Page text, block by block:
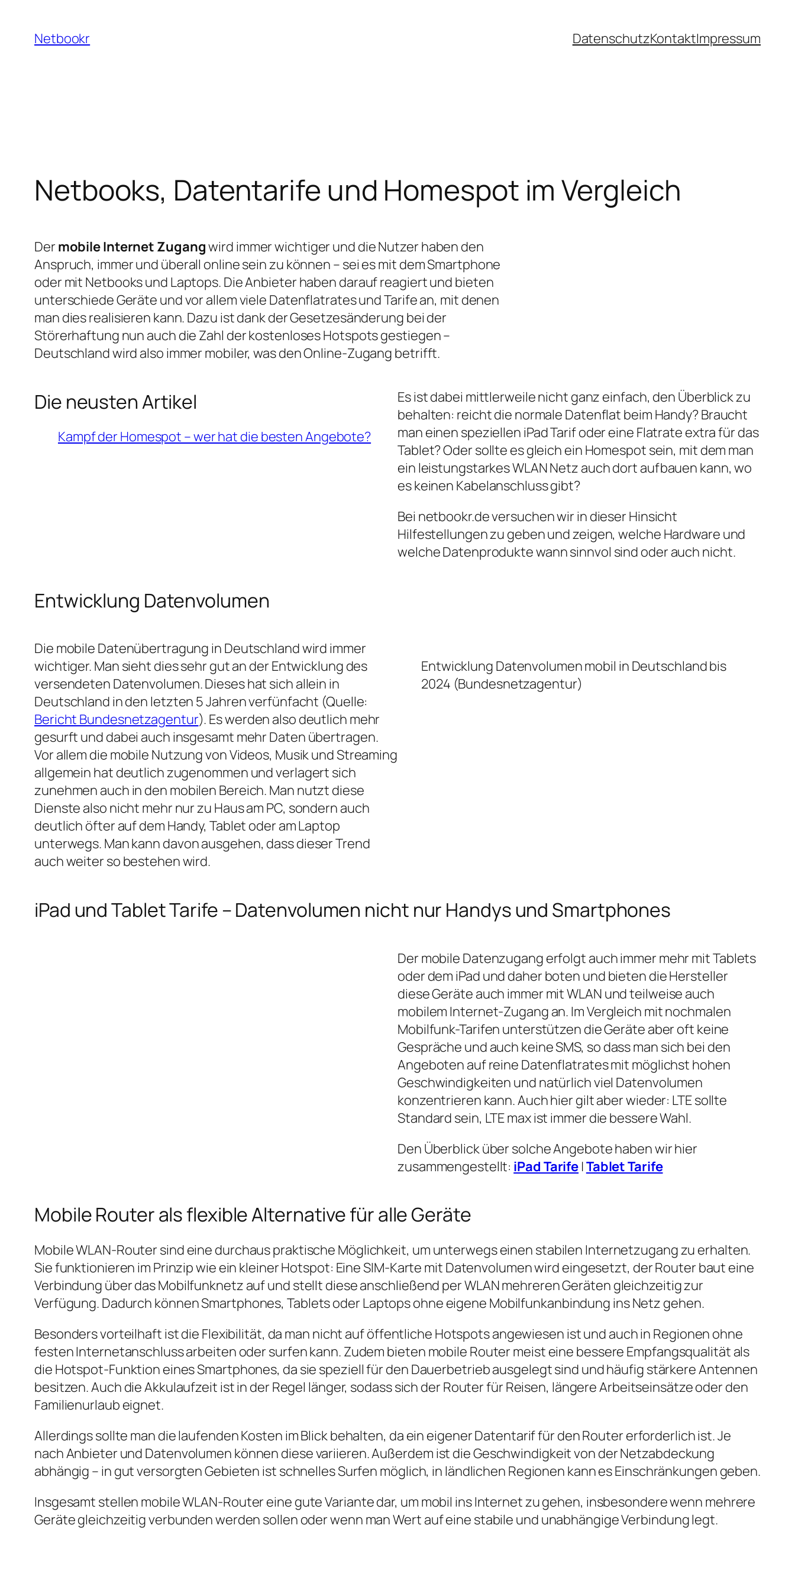
Inhalt
springen
Netbookr DatenschutzKontaktImpressum
Netbooks, Datentarife und Homespot im Vergleich
Der mobile Internet Zugangwird immer wichtiger und die Nutzer haben den
Anspruch, immer und überall online sein zu können – sei es mit dem Smartphone
oder mit Netbooks und Laptops. Die Anbieter haben darauf reagiert und bieten
unterschiede Geräte und vor allem viele Datenflatrates und Tarife an, mit denen
man dies realisieren kann. Dazu ist dank der Gesetzesänderung bei der
Störerhaftung nun auch die Zahl der kostenloses Hotspots gestiegen –
Deutschland wird also immer mobiler, was den Online-Zugang betrifft.
Die neusten Artikel
Kampf der Homespot – wer hat die besten Angebote?
Es ist dabei mittlerweile nicht ganz einfach, den Überblick zu
behalten: reicht die normale Datenflat beim Handy? Braucht
man einen speziellen iPad Tarif oder eine Flatrate extra für das
Tablet? Oder sollte es gleich ein Homespot sein, mit dem man
ein leistungstarkes WLAN Netz auch dort aufbauen kann, wo
es keinen Kabelanschluss gibt?
Bei netbookr.de versuchen wir in dieser Hinsicht
Hilfestellungen zu geben und zeigen, welche Hardware und
welche Datenprodukte wann sinnvol sind oder auch nicht.
Entwicklung Datenvolumen
Die mobile Datenübertragung in Deutschland wird immer
wichtiger. Man sieht dies sehr gut an der Entwicklung des
versendeten Datenvolumen. Dieses hat sich allein in
Deutschland in den letzten 5 Jahren verfünfacht (Quelle:
Bericht Bundesnetzagentur). Es werden also deutlich mehr
gesurft und dabei auch insgesamt mehr Daten übertragen.
Vor allem die mobile Nutzung von Videos, Musik und Streaming
allgemein hat deutlich zugenommen und verlagert sich
zunehmen auch in den mobilen Bereich. Man nutzt diese
Dienste also nicht mehr nur zu Haus am PC, sondern auch
deutlich öfter auf dem Handy, Tablet oder am Laptop
unterwegs. Man kann davon ausgehen, dass dieser Trend
auch weiter so bestehen wird.
Entwicklung Datenvolumen mobil in Deutschland bis
2024 (Bundesnetzagentur)
iPad und Tablet Tarife – Datenvolumen nicht nur Handys und Smartphones
Der mobile Datenzugang erfolgt auch immer mehr mit Tablets
oder dem iPad und daher boten und bieten die Hersteller
diese Geräte auch immer mit WLAN und teilweise auch
mobilem Internet-Zugang an. Im Vergleich mit nochmalen
Mobilfunk-Tarifen unterstützen die Geräte aber oft keine
Gespräche und auch keine SMS, so dass man sich bei den
Angeboten auf reine Datenflatrates mit möglichst hohen
Geschwindigkeiten und natürlich viel Datenvolumen
konzentrieren kann. Auch hier gilt aber wieder: LTE sollte
Standard sein, LTE max ist immer die bessere Wahl.
Den Überblick über solche Angebote haben wir hier
zusammengestellt: iPad Tarife |Tablet Tarife
Mobile Router als flexible Alternative für alle Geräte
Mobile WLAN‑Router sind eine durchaus praktische Möglichkeit, um unterwegs einen stabilen Internetzugang zu erhalten.
Sie funktionieren im Prinzip wie ein kleiner Hotspot: Eine SIM‑Karte mit Datenvolumen wird eingesetzt, der Router baut eine
Verbindung über das Mobilfunknetz auf und stellt diese anschließend per WLAN mehreren Geräten gleichzeitig zur
Verfügung. Dadurch können Smartphones, Tablets oder Laptops ohne eigene Mobilfunkanbindung ins Netz gehen.
Besonders vorteilhaft ist die Flexibilität, da man nicht auf öffentliche Hotspots angewiesen ist und auch in Regionen ohne
festen Internetanschluss arbeiten oder surfen kann. Zudem bieten mobile Router meist eine bessere Empfangsqualität als
die Hotspot‑Funktion eines Smartphones, da sie speziell für den Dauerbetrieb ausgelegt sind und häufig stärkere Antennen
besitzen. Auch die Akkulaufzeit ist in der Regel länger, sodass sich der Router für Reisen, längere Arbeitseinsätze oder den
Familienurlaub eignet.
Allerdings sollte man die laufenden Kosten im Blick behalten, da ein eigener Datentarif für den Router erforderlich ist. Je
nach Anbieter und Datenvolumen können diese variieren. Außerdem ist die Geschwindigkeit von der Netzabdeckung
abhängig – in gut versorgten Gebieten ist schnelles Surfen möglich, in ländlichen Regionen kann es Einschränkungen geben.
Insgesamt stellen mobile WLAN‑Router eine gute Variante dar, um mobil ins Internet zu gehen, insbesondere wenn mehrere
Geräte gleichzeitig verbunden werden sollen oder wenn man Wert auf eine stabile und unabhängige Verbindung legt.